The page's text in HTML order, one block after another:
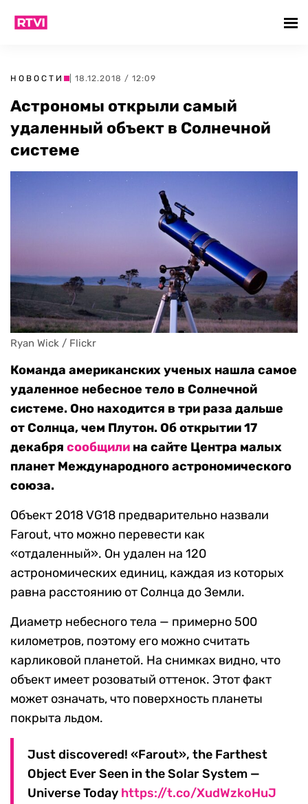
НОВОСТИ | 18.12.2018 / 12:09
Астрономы открыли самый
удаленный объект в Солнечной
системе
Ryan Wick / Flickr
Команда американских ученых нашла самое
удаленное небесное тело в Солнечной
системе. Оно находится в три раза дальше
от Солнца, чем Плутон. Об открытии 17
декабря сообщили на сайте Центра малых
планет Международного астрономического
союза.
Объект 2018 VG18 предварительно назвали
Farout, что можно перевести как
«отдаленный». Он удален на 120
астрономических единиц, каждая из которых
равна расстоянию от Солнца до Земли.
Диаметр небесного тела — примерно 500
километров, поэтому его можно считать
карликовой планетой. На снимках видно, что
объект имеет розоватый оттенок. Этот факт
может означать, что поверхность планеты
покрыта льдом.
Just discovered! «Farout», the Farthest
Object Ever Seen in the Solar System —
Universe Today https://t.co/XudWzkoHuJ